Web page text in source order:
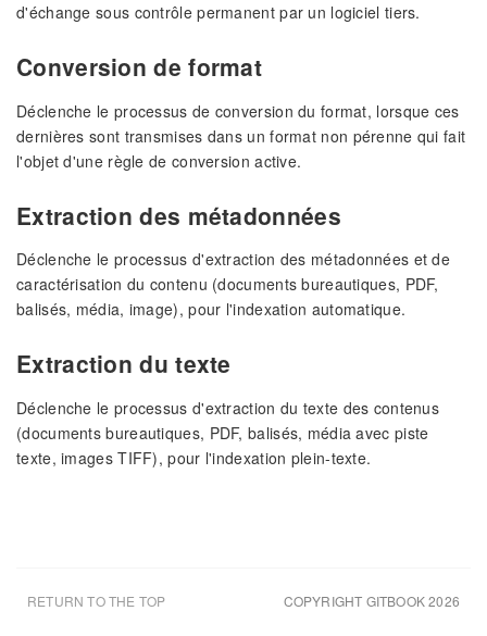
d'échange sous contrôle permanent par un logiciel tiers.
Conversion de format
Déclenche le processus de conversion du format, lorsque ces
dernières sont transmises dans un format non pérenne qui fait
l'objet d'une règle de conversion active.
Extraction des métadonnées
Déclenche le processus d'extraction des métadonnées et de
caractérisation du contenu (documents bureautiques, PDF,
balisés, média, image), pour l'indexation automatique.
Extraction du texte
Déclenche le processus d'extraction du texte des contenus
(documents bureautiques, PDF, balisés, média avec piste
texte, images TIFF), pour l'indexation plein-texte.
COPYRIGHT GITBOOK 2026
RETURN TO THE TOP